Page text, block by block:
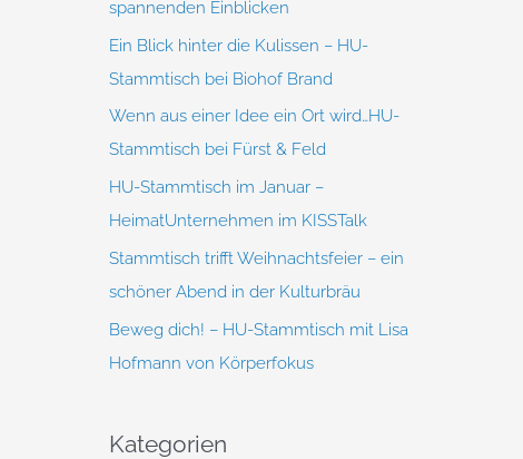
spannenden Einblicken
Ein Blick hinter die Kulissen – HU-
Stammtisch bei Biohof Brand
Wenn aus einer Idee ein Ort wird…HU-
Stammtisch bei Fürst & Feld
HU-Stammtisch im Januar –
HeimatUnternehmen im KISSTalk
Stammtisch trifft Weihnachtsfeier – ein
schöner Abend in der Kulturbräu
Beweg dich! – HU-Stammtisch mit Lisa
Hofmann von Körperfokus
Kategorien